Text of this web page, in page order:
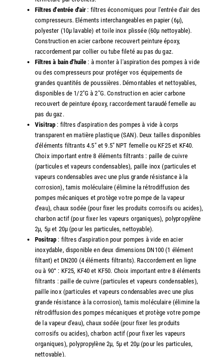
Filtres d'entrée d'air : filtres économiques pour l'entrée d'air des
compresseurs. Eléments interchangeables en papier (6µ),
polyester (10µ lavable) et toile inox plissée (60µ nettoyable).
Construction en acier carbone recouvert peinture époxy,
raccordement par collier ou tube fileté au pas du gaz.
Filtres à bain d'huile : à monter à l'aspiration des pompes à vide
ou des compresseurs pour protéger vos équipements de
grandes quantités de poussières. Démontables et nettoyables,
disponibles de 1/2"G à 2"G. Construction en acier carbone
recouvert de peinture époxy, raccordement taraudé femelle au
pas du gaz.
Visitrap : filtres d'aspiration des pompes à vide à corps
transparent en matière plastique (SAN). Deux tailles disponibles
d'éléments filtrants 4.5" et 9.5" NPT femelle ou KF25 et KF40.
Choix important entre 8 éléments filtrants : paille de cuivre
(particules et vapeurs condensables), paille inox (particules et
vapeurs condensables avec une plus grande résistance à la
corrosion), tamis moléculaire (élimine la rétrodiffusion des
pompes mécaniques et protège votre pompe de la vapeur
d'eau), chaux sodée (pour fixer les produits corrosifs ou acides),
charbon actif (pour fixer les vapeurs organiques), polypropylène
2µ, 5µ et 20µ (pour les particules, nettoyable).
Positrap : filtres d'aspiration pour pompes à vide en acier
inoxydable, disponible en deux dimensions DN100 (1 élément
filtant) et DN200 (4 éléments filtrants). Raccordement en ligne
ou à 90° : KF25, KF40 et KF50. Choix important entre 8 éléments
filtrants : paille de cuivre (particules et vapeurs condensables),
paille inox (particules et vapeurs condensables avec une plus
grande résistance à la corrosion), tamis moléculaire (élimine la
rétrodiffusion des pompes mécaniques et protège votre pompe
de la vapeur d'eau), chaux sodée (pour fixer les produits
corrosifs ou acides), charbon actif (pour fixer les vapeurs
organiques), polypropylène 2µ, 5µ et 20µ (pour les particules,
nettoyable).